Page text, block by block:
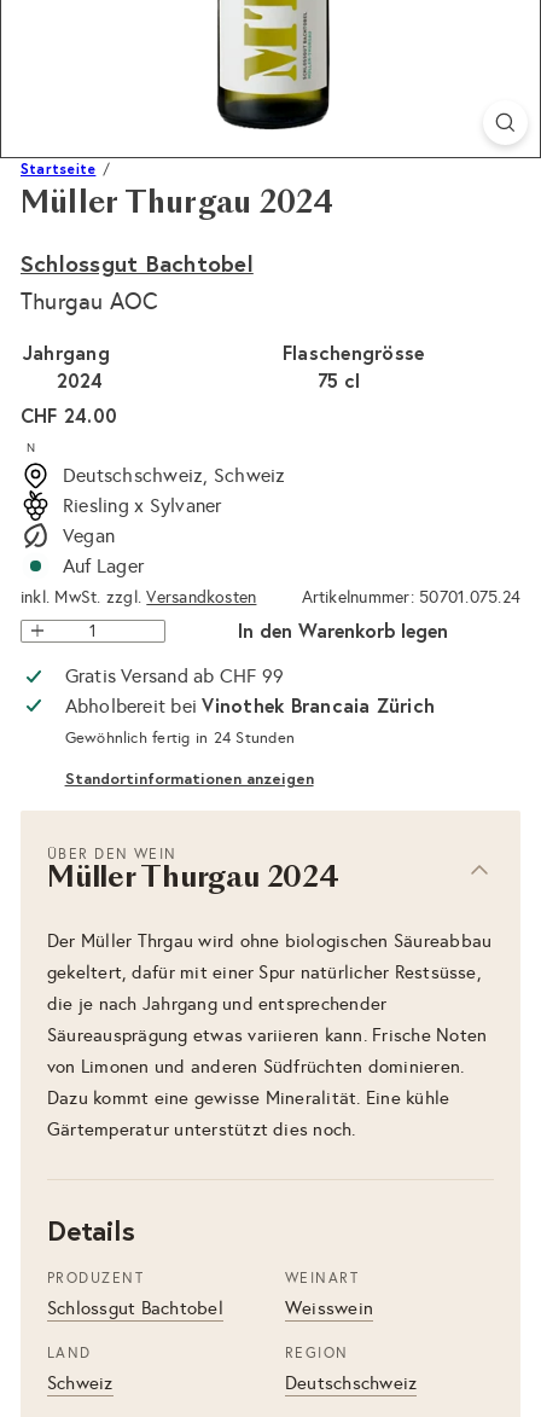
Startseite
Müller Thurgau 2024
Schlossgut Bachtobel
Thurgau AOC
Flaschengrösse
75 cl
Jahrgang
2024
Normaler
Preis
CHF 24.00
N
Deutschschweiz, Schweiz
Riesling x Sylvaner
Vegan
Auf Lager
inkl. MwSt. zzgl.Versandkosten Artikelnummer: 50701.075.24
In den Warenkorb legen
Gratis Versand ab CHF 99
Abholbereit beiVinothek Brancaia Zürich
Gewöhnlich fertig in 24 Stunden
Standortinformationen anzeigen
ÜBER DEN WEIN
Müller Thurgau 2024
Der Müller Thrgau wird ohne biologischen Säureabbau
gekeltert, dafür mit einer Spur natürlicher Restsüsse,
die je nach Jahrgang und entsprechender
Säureausprägung etwas variieren kann. Frische Noten
von Limonen und anderen Südfrüchten dominieren.
Dazu kommt eine gewisse Mineralität. Eine kühle
Gärtemperatur unterstützt dies noch.
Details
PRODUZENT
Schlossgut Bachtobel
WEINART
Weisswein
LAND
Schweiz
REGION
Deutschschweiz